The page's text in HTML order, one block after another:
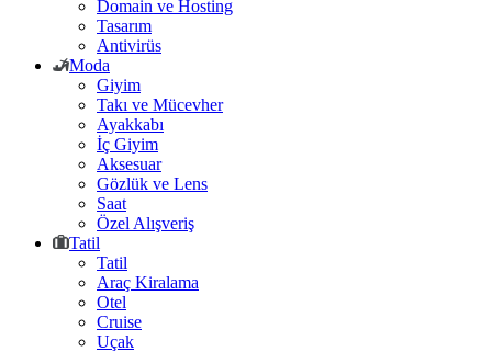
Domain ve Hosting
Tasarım
Antivirüs
Moda
Giyim
Takı ve Mücevher
Ayakkabı
İç Giyim
Aksesuar
Gözlük ve Lens
Saat
Özel Alışveriş
Tatil
Tatil
Araç Kiralama
Otel
Cruise
Uçak